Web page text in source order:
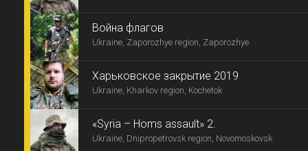
Война флагов
Ukraine, Zaporozhye region, Zaporozhye
Харьковское закрытие 2019
Ukraine, Kharkov region, Kochetok
«Syria – Homs assault» 2.
Ukraine, Dnipropetrovsk region, Novomoskovsk